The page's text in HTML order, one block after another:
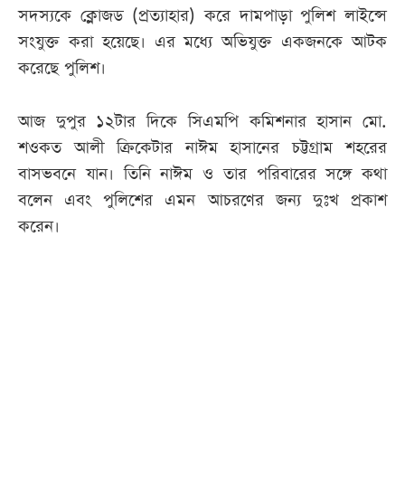
সদস্যকে ক্লোজড (প্রত্যাহার) করে দামপাড়া পুলিশ লাইন্সে
সংযুক্ত করা হয়েছে। এর মধ্যে অভিযুক্ত একজনকে আটক
করেছে পুলিশ।
আজ দুপুর ১২টার দিকে সিএমপি কমিশনার হাসান মো.
শওকত আলী ক্রিকেটার নাঈম হাসানের চট্টগ্রাম শহরের
বাসভবনে যান। তিনি নাঈম ও তার পরিবারের সঙ্গে কথা
বলেন এবং পুলিশের এমন আচরণের জন্য দুঃখ প্রকাশ
করেন।